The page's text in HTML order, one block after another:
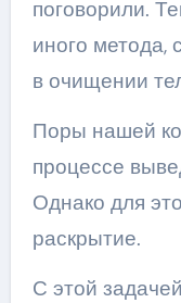
поговорили.
иного метода,
в очищении
Поры нашей
процессе
Однако для
раскрытие.
С этой